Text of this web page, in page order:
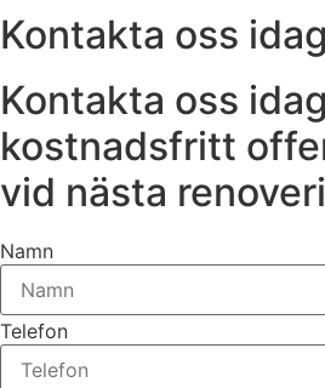
Kontakta oss
Kontakta oss
kostnadsfritt
vid nästa
Namn
Telefon